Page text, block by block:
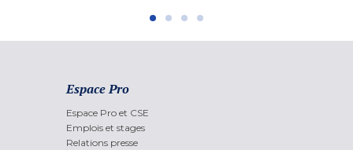
Espace Pro
Espace Pro et CSE
Emplois et stages
Relations presse